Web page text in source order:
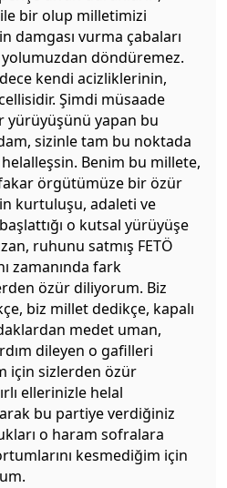
ile bir olup milletimizi
damgası vurma çabaları
döndüremez.
kendi acizliklerinin,
Şimdi müsaade
yürüyüşünü yapan bu
sizinle tam bu noktada
Benim bu millete,
örgütümüze bir özür
kurtuluşu, adaleti ve
o kutsal yürüyüşe
ruhunu satmış FETÖ
zamanında fark
özür diliyorum. Biz
biz millet dedikçe, kapalı
medet uman,
dileyen o gafilleri
için sizlerden özür
ellerinizle helal
bu partiye verdiğiniz
o haram sofralara
kesmediğim için